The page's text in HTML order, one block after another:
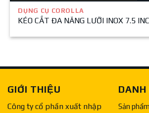
DỤNG CỤ COROLLA
KÉO CẮT ĐA NĂNG LƯỠI INOX 7.5
GIỚI THIỆU
Công ty cổ phần xuất nhập
DANH
Sản